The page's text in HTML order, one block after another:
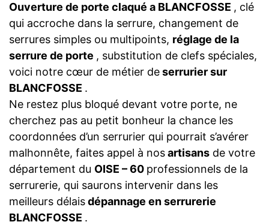
Ouverture de porte claqué a BLANCFOSSE , clé
qui accroche dans la serrure, changement de
serrures simples ou multipoints, réglage de la
serrure de porte , substitution de clefs spéciales,
voici notre cœur de métier deserrurier sur
BLANCFOSSE .
Ne restez plus bloqué devant votre porte, ne
cherchez pas au petit bonheur la chance les
coordonnées d’un serrurier qui pourrait s’avérer
malhonnête, faites appel à nosartisans de votre
département du OISE – 60 professionnels de la
serrurerie, qui saurons intervenir dans les
meilleurs délaisdépannage en serrurerie
BLANCFOSSE .